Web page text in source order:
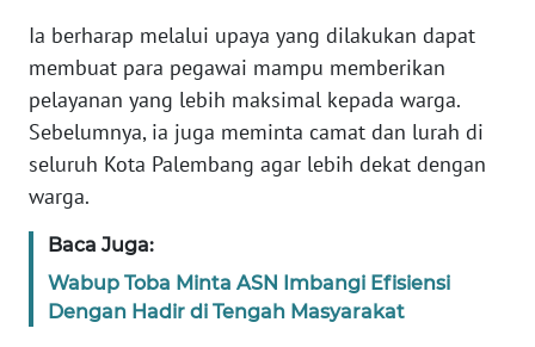
Ia berharap melalui upaya yang dilakukan dapat
membuat para pegawai mampu memberikan
pelayanan yang lebih maksimal kepada warga.
Sebelumnya, ia juga meminta camat dan lurah di
seluruh Kota Palembang agar lebih dekat dengan
warga.
Baca Juga:
Wabup Toba Minta ASN Imbangi Efisiensi
Dengan Hadir di Tengah Masyarakat
WN
KEPRI
WN
WN
PAPUA
WN